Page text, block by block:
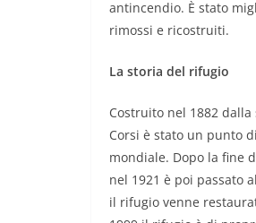
antincendio. È stato
rimossi e ricostruiti.
La storia del rifugio
Costruito nel 1882
Corsi è stato un punto
mondiale. Dopo la fine
nel 1921 è poi passato
il rifugio venne